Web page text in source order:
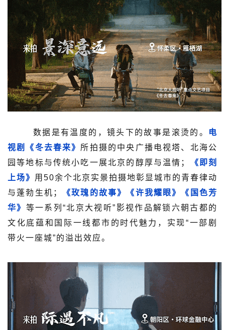
数据是有温度的，镜头下的故事是滚烫的。
电
视剧《冬去春来》 所拍摄的中央广播电视塔、北海公
园等地标与传统小吃一展北京的醇厚与温情；
《即刻
上场》 用50余个北京实景拍摄地彰显城市的青春律动
与蓬勃生机；
《玫瑰的故事》《许我耀眼》《国色芳
华》 等一系列“北京大视听”影视作品解锁六朝古都的
文化底蕴和国际一线都市的时代魅力，实现“一部剧
带火一座城”的溢出效应。